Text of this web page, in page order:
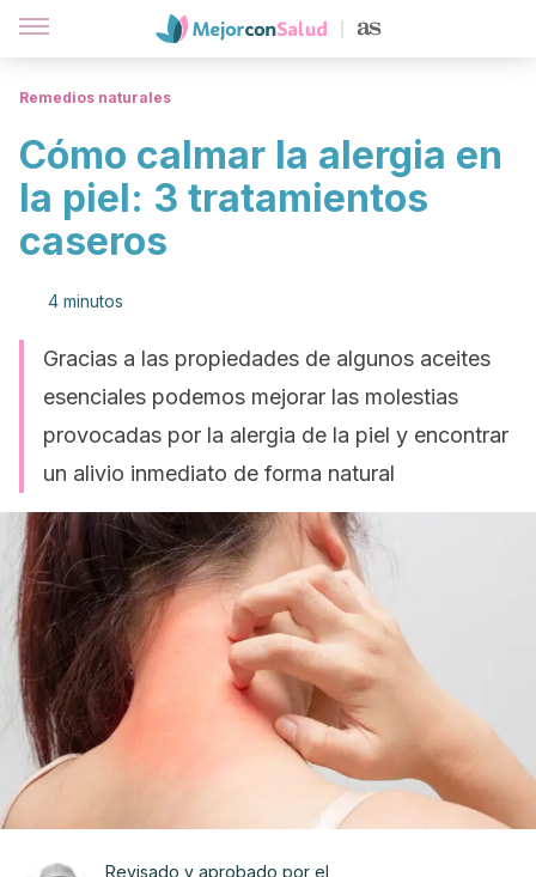
Remedios naturales
Cómo calmar la alergia en
la piel: 3 tratamientos
caseros
4 minutos
Gracias a las propiedades de algunos aceites
esenciales podemos mejorar las molestias
provocadas por la alergia de la piel y encontrar
un alivio inmediato de forma natural
Revisado y aprobado por el